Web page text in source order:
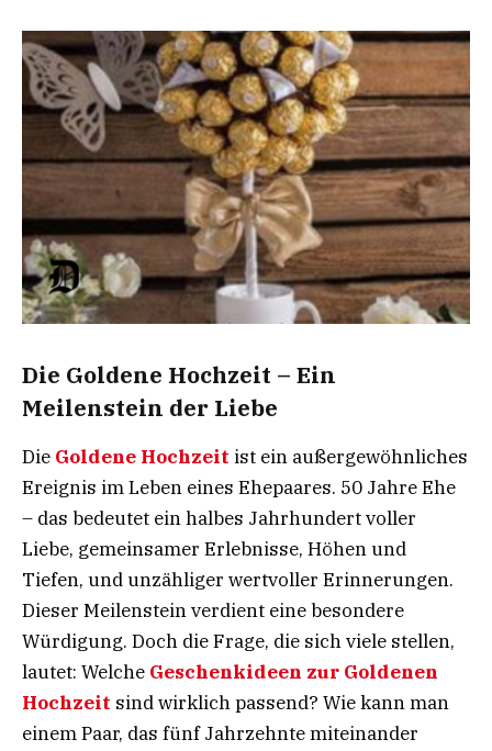
Die Goldene Hochzeit – Ein
Meilenstein der Liebe
Die Goldene Hochzeit ist ein außergewöhnliches
Ereignis im Leben eines Ehepaares. 50 Jahre Ehe
– das bedeutet ein halbes Jahrhundert voller
Liebe, gemeinsamer Erlebnisse, Höhen und
Tiefen, und unzähliger wertvoller Erinnerungen.
Dieser Meilenstein verdient eine besondere
Würdigung. Doch die Frage, die sich viele stellen,
lautet: Welche Geschenkideen zur Goldenen
Hochzeit sind wirklich passend? Wie kann man
einem Paar, das fünf Jahrzehnte miteinander